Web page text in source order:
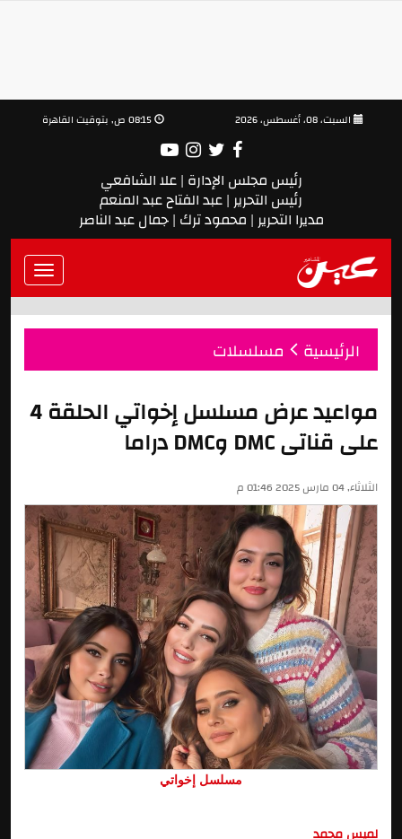
08:15 ص, بتوقيت القاهرة
رئيس مجلس الإدارة | علا الشافعي
رئيس التحرير | عبد الفتاح عبد المنعم
مديرا التحرير | محمود ترك | جمال عبد الناصر
Toggle
الرئيسية مسلسلات
مواعيد عرض مسلسل إخواتي الحلقة 4
على قناتى DMC وDMC دراما
الثلاثاء, 04 مارس 2025 01:46 م
مسلسل إخواتي